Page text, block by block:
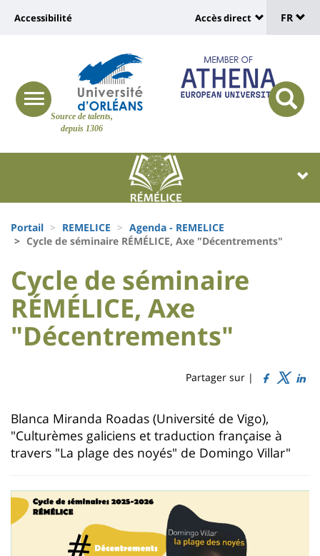
Site
Source de talents,
depuis 1306
Recherche
responsive
menu
button
Université
vers
page
accessibilité
Accessibilité
:
Shortcut
links
Accès direct
de
FR
Block
liste
des
composantes
d'Ariane
Portail REMELICE
Agenda - REMELICE
Cycle de séminaire RÉMÉLICE, Axe "Décentrements"
University
:
Sidebar
University
:
Main
content
Titre
de
Cycle de séminaire
RÉMÉLICE, Axe
"Décentrements"
Partager sur |
Contenu
de
la
principale
Blanca Miranda Roadas (Université de Vigo),
"Culturèmes galiciens et traduction française à
travers "La plage des noyés" de Domingo Villar"